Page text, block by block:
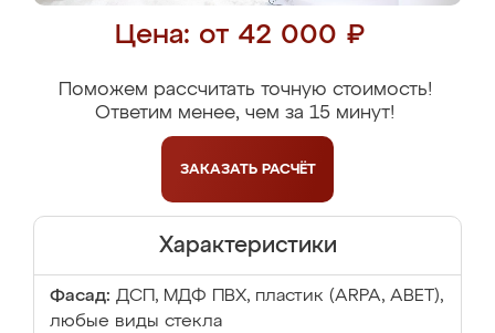
Цена: от 42 000 ₽
Поможем рассчитать точную стоимость!
Ответим менее, чем за 15 минут!
ЗАКАЗАТЬ РАСЧЁТ
Характеристики
Фасад: ДСП, МДФ ПВХ, пластик (ARPA, ABET),
любые виды стекла